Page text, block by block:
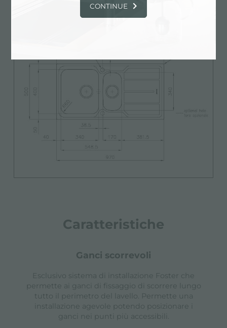
Caratteristiche
ganci scorrevoli
Esclusivo sistema di installazione Foster che
permette ai ganci di fissaggio di scorrere lungo
tutto il perimetro del lavello. Permette una
installazione agevole potendo posizionare i
ganci nei punti più accessibili.
CONTINUE